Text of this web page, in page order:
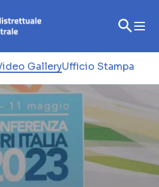
GalleryUfficio Stampa